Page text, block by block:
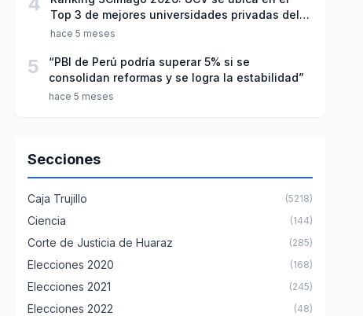
Top 3 de mejores universidades privadas del
Perú
hace 5 meses
5
“PBI de Perú podría superar 5% si se
consolidan reformas y se logra la estabilidad”
hace 5 meses
Secciones
Caja Trujillo (5218)
Ciencia (144)
Corte de Justicia de Huaraz (285)
Elecciones 2020 (168)
Elecciones 2021 (245)
Elecciones 2022 (48)